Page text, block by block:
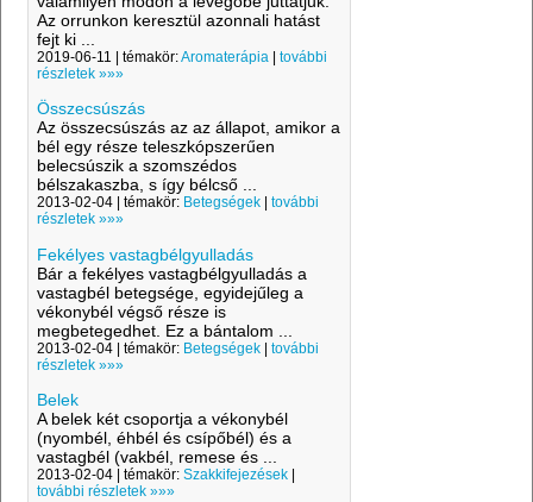
Az orrunkon keresztül azonnali hatást
fejt ki ...
2019-06-11 | témakör:Aromaterápia| további
részletek »»»
Összecsúszás
Az összecsúszás az az állapot, amikor a
bél egy része teleszkópszerűen
belecsúszik a szomszédos
bélszakaszba, s így bélcső ...
2013-02-04 | témakör: Betegségek| további
részletek »»»
Fekélyes vastagbélgyulladás
Bár a fekélyes vastagbélgyulladás a
vastagbél betegsége, egyidejűleg a
vékonybél végső része is
megbetegedhet. Ez a bántalom ...
2013-02-04 | témakör: Betegségek| további
részletek »»»
Belek
A belek két csoportja a vékonybél
(nyombél, éhbél és csípőbél) és a
vastagbél (vakbél, remese és ...
2013-02-04 | témakör: Szakkifejezések|
további részletek »»»